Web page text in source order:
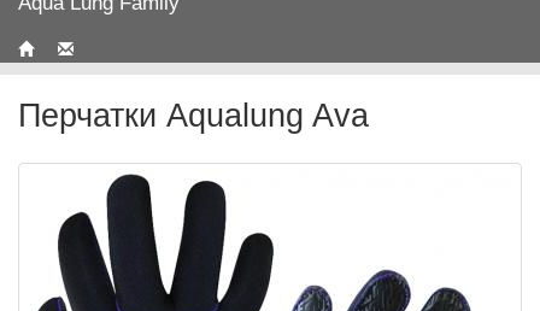
Перчатки Aqualung Ava